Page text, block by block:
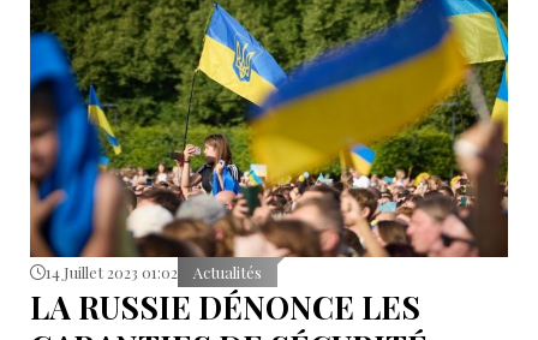
14 Juillet 2023 01:02 Actualités
LA RUSSIE DÉNONCE LES